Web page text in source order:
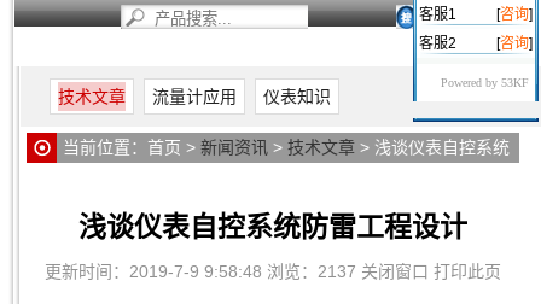
技术文章 流量计应用 仪表知识
当前位置： 首页 > 新闻资讯 > 技术文章 > 浅谈仪表自控系统
浅谈仪表自控系统防雷工程设计
更新时间：2019-7-9 9:58:48 浏览：2137 关闭窗口 打印此页
客服1
[咨询]
客服2
[咨询]
Powered by 53KF